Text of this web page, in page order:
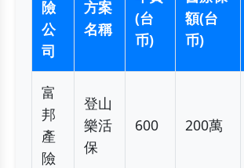
險
公
司
方案
名稱
(台
币)
額(台
币)
富
邦
產
險
登山
樂活
保
600 200萬